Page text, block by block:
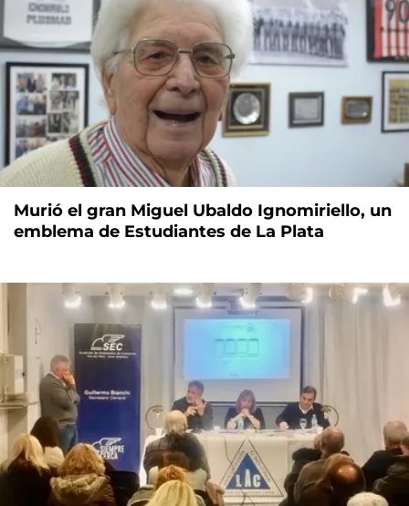
Murió el gran Miguel Ubaldo Ignomiriello, un
emblema de Estudiantes de La Plata